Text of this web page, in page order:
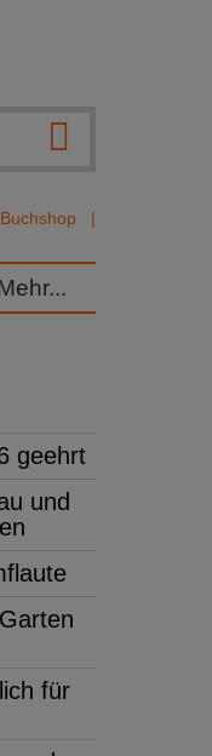
Buchshop
geehrt
und
für